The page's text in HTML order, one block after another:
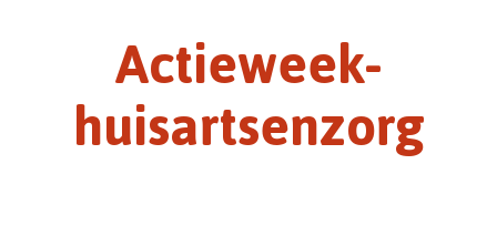
Actieweek-
huisartsenzorg